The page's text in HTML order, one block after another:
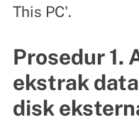
This PC'.
Prosedur 1.
ekstrak
disk